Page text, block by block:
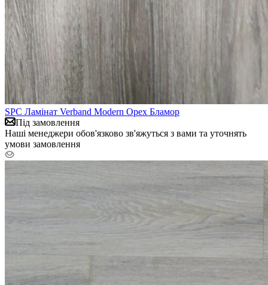
SPC Ламінат Verband Modern Орех Бламор
Під замовлення
Наші менеджери обов'язково зв'яжуться з вами та уточнять
умови замовлення